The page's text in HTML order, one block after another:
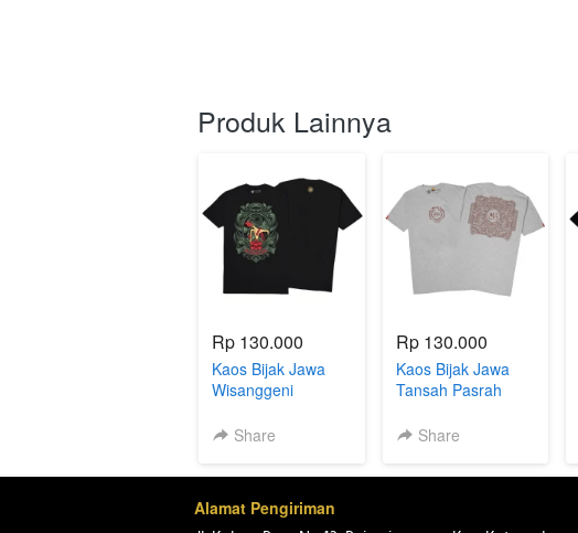
Produk Lainnya
Rp 130.000
Kaos Bijak Jawa
Wisanggeni
Share
Rp 130.000
Kaos Bijak Jawa
Tansah Pasrah
Share
Alamat Pengiriman